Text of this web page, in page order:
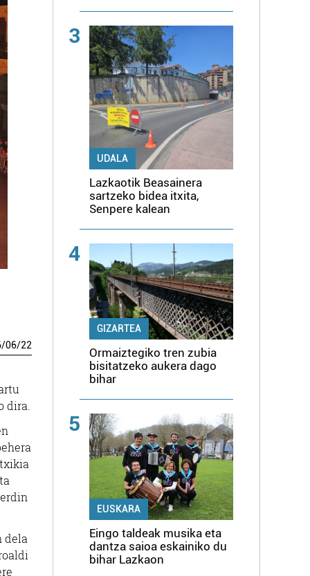
/06/22
dira.
dela
3
UDALA
Lazkaotik Beasainera
sartzeko bidea itxita,
Senpere kalean
4
GIZARTEA
Ormaiztegiko tren zubia
bisitatzeko aukera dago
bihar
5
EUSKARA
Eingo taldeak musika eta
dantza saioa eskainiko du
bihar Lazkaon